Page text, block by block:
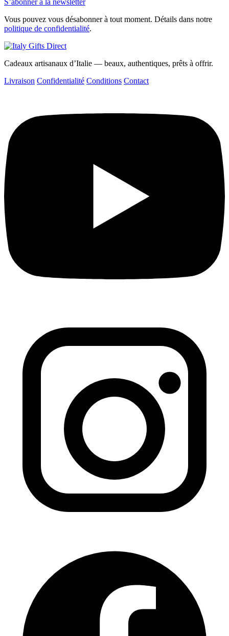
Vous pouvez vous désabonner à tout moment. Détails dans notre
politique de confidentialité.
Cadeaux artisanaux d’Italie — beaux, authentiques, prêts à offrir.
Livraison Confidentialité Conditions Contact